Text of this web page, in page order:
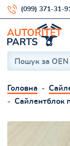
(099) 371-31-
Головна
Сайлентблок